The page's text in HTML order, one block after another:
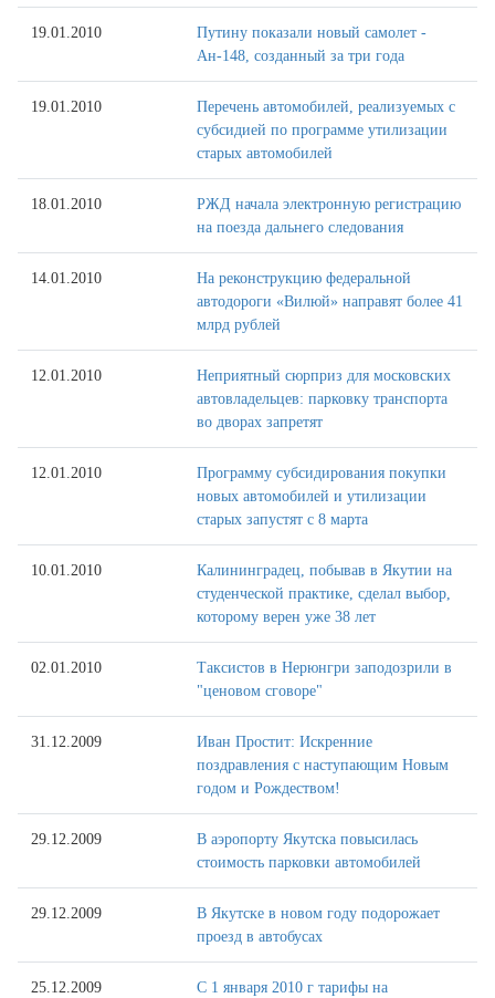
19.01.2010
Путину показали новый самолет -
Ан-148, созданный за три года
19.01.2010
Перечень автомобилей, реализуемых с
субсидией по программе утилизации
старых автомобилей
18.01.2010
РЖД начала электронную регистрацию
на поезда дальнего следования
14.01.2010
На реконструкцию федеральной
автодороги «Вилюй» направят более 41
млрд рублей
12.01.2010
Неприятный сюрприз для московских
автовладельцев: парковку транспорта
во дворах запретят
12.01.2010
Программу субсидирования покупки
новых автомобилей и утилизации
старых запустят с 8 марта
10.01.2010
Калининградец, побывав в Якутии на
студенческой практике, сделал выбор,
которому верен уже 38 лет
02.01.2010
Таксистов в Нерюнгри заподозрили в
"ценовом сговоре"
31.12.2009
Иван Простит: Искренние
поздравления с наступающим Новым
годом и Рождеством!
29.12.2009
В аэропорту Якутска повысилась
стоимость парковки автомобилей
29.12.2009
В Якутске в новом году подорожает
проезд в автобусах
25.12.2009
С 1 января 2010 г тарифы на